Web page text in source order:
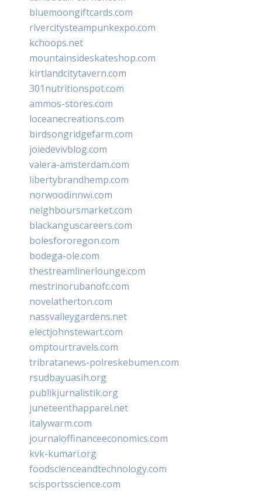
bluemoongiftcards.com
rivercitysteampunkexpo.com
kchoops.net
mountainsideskateshop.com
kirtlandcitytavern.com
301nutritionspot.com
ammos-stores.com
loceanecreations.com
birdsongridgefarm.com
joiedevivblog.com
valera-amsterdam.com
libertybrandhemp.com
norwoodinnwi.com
neighboursmarket.com
blackanguscareers.com
bolesfororegon.com
bodega-ole.com
thestreamlinerlounge.com
mestrinorubanofc.com
novelatherton.com
nassvalleygardens.net
electjohnstewart.com
omptourtravels.com
tribratanews-polreskebumen.com
rsudbayuasih.org
publikjurnalistik.org
juneteenthapparel.net
italywarm.com
journaloffinanceeconomics.com
kvk-kumari.org
foodscienceandtechnology.com
scisportsscience.com